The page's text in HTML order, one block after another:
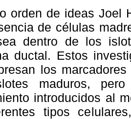
orden de ideas Joel
de células
dentro de los
ductal. Estos
los
maduros,
introducidos al
tipos